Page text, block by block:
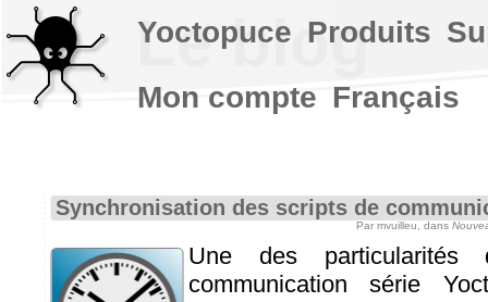
Le blog
Synchronisation des scripts de
Par mvuilleu, dans
Une des particularités
communication série
Yoctopuce Produits
Mon compte Français